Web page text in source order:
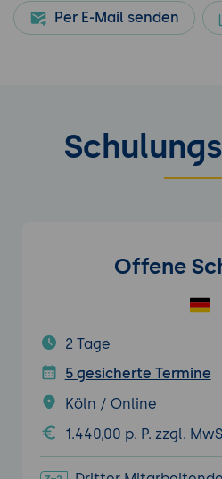
Per E-Mail senden
Offene
2 Tage
5 gesicherte Termine
Köln / Online
1.440,00 p. P. zzgl.